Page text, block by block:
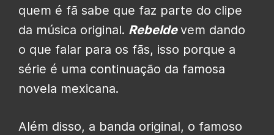
quem é fã sabe que faz parte do clipe
da música original. Rebelde vem dando
o que falar para os fãs, isso porque a
série é uma continuação da famosa
novela mexicana.
Além disso, a banda original, o famoso